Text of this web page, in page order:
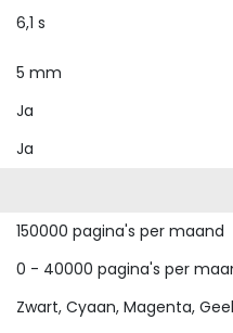
6,1 s
5 mm
Ja
Ja
150000 pagina's per maand
0 - 40000 pagina's per
Zwart, Cyaan, Magenta, Geel